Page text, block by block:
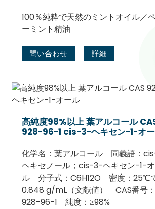
100％純粋で天然のミントオイル／
ーミント精油
問い合わせ 詳細
高純度98%以上 葉アルコール
928-96-1 cis-3-ヘキセン-1-オ
化学名：葉アルコール 同義語：
ヘキセノール；cis-3-ヘキセン-1-
ル 分子式：C6H12O 密度：25℃
0.848 g/mL（文献値） CAS番号：
928-96-1 純度：≥98%